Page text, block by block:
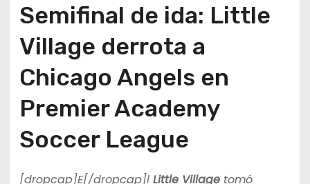
Semifinal de ida: Little
Village derrota a
Chicago Angels en
Premier Academy
Soccer League
[dropcap]E[/dropcap]lLittle Villagetomó